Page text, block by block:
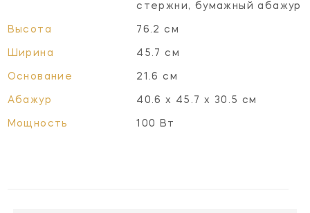
стержни, бумажный абажур
Высота 76.2 см
Ширина 45.7 см
Основание 21.6 см
Абажур 40.6 х 45.7 х 30.5 см
Мощность 100 Вт